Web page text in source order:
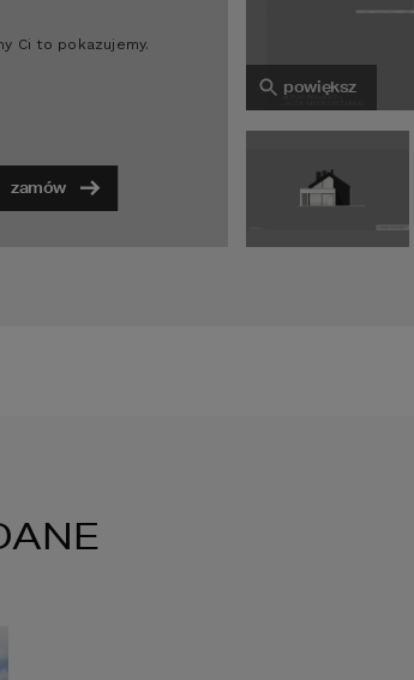
Ci to pokazujemy.
zamów
powiększ